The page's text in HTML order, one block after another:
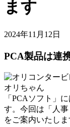
ます
2024年11月12日
PCA製品は連
オリちゃん
「PCAソフト」
す。今回は 「人
をご案内いたしま